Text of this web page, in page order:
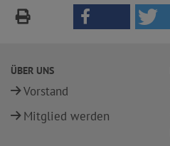
ÜBER UNS
Vorstand
Mitglied werden